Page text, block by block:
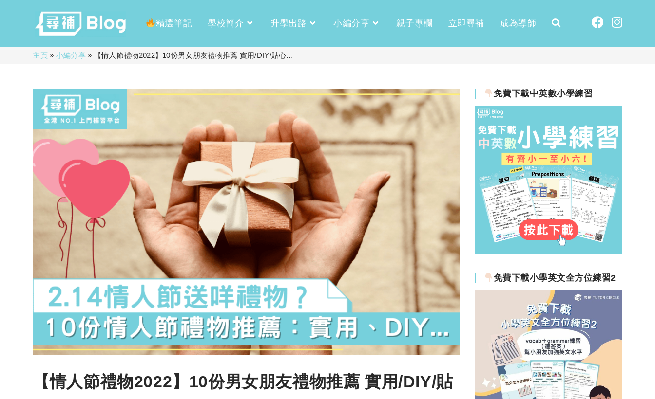
精選筆記 學校簡介 升學出路 小編分享 親子專欄 立即尋補 成為導師
主頁» 小編分享» 【情人節禮物2022】10份男女朋友禮物推薦 實用/DIY/貼心…
【情人節禮物2022】10份男女朋友禮物推薦 實用/DIY/貼
免費下載中英數小學練習
免費下載小學英文全方位練習2